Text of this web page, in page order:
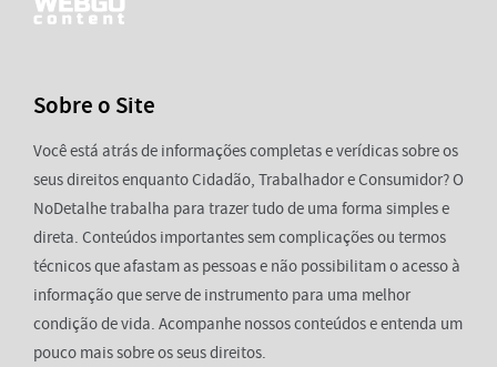
Sobre o Site
Você está atrás de informações completas e verídicas sobre os
seus direitos enquanto Cidadão, Trabalhador e Consumidor? O
NoDetalhe trabalha para trazer tudo de uma forma simples e
direta. Conteúdos importantes sem complicações ou termos
técnicos que afastam as pessoas e não possibilitam o acesso à
informação que serve de instrumento para uma melhor
condição de vida. Acompanhe nossos conteúdos e entenda um
pouco mais sobre os seus direitos.